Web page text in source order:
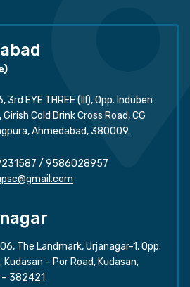
3rd EYE THREE (III), Opp. Induben
Cold Drink Cross Road, CG
Ahmedabad, 380009.
/ 9586028957
The Landmark, Urjanagar-1, Opp.
– Por Road, Kudasan,
382421